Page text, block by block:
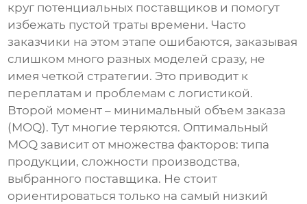
круг потенциальных поставщиков и помогут
избежать пустой траты времени. Часто
заказчики на этом этапе ошибаются, заказывая
слишком много разных моделей сразу, не
имея четкой стратегии. Это приводит к
переплатам и проблемам с логистикой.
Второй момент – минимальный объем заказа
(MOQ). Тут многие теряются. Оптимальный
MOQ зависит от множества факторов: типа
продукции, сложности производства,
выбранного поставщика. Не стоит
ориентироваться только на самый низкий